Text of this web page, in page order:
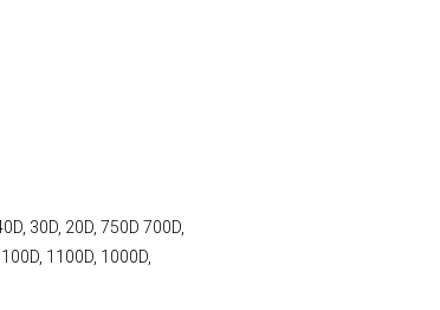
30D, 20D, 750D 700D,
1100D, 1000D,